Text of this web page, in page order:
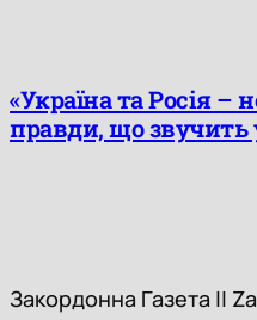
«Україна та Росія –
правди, що звучить
Закордонна
Закордонна Газета ||